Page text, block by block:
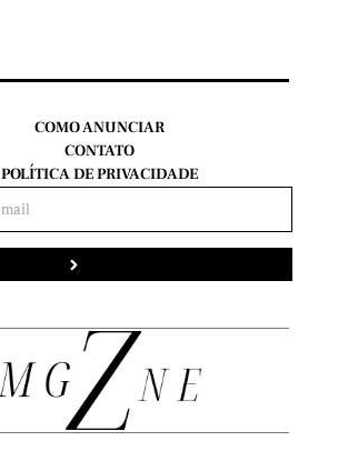
COMO ANUNCIAR
CONTATO
POLÍTICA DE PRIVACIDADE